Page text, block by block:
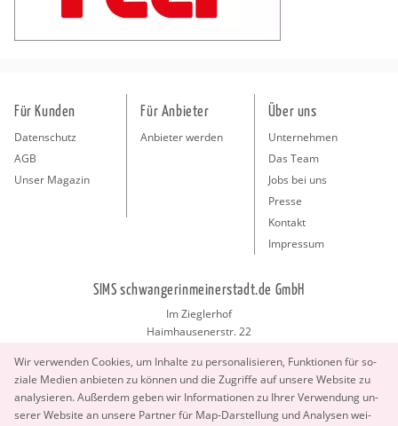
Wir ver­wen­den Coo­kies, um In­hal­te zu per­so­na­li­sie­ren, Funk­tio­nen für so­
zia­le Me­di­en an­bie­ten zu kön­nen und die Zu­grif­fe auf un­se­re Web­site zu
ana­ly­sie­ren. Au­ßer­dem geben wir In­for­ma­tio­nen zu Ihrer Ver­wen­dung un­
se­rer Web­site an un­se­re Part­ner für Map-Dar­stel­lung und Ana­ly­sen wei­
Für Kunden
Datenschutz
AGB
Unser Magazin
Für Anbieter
Anbieter werden
Über uns
Unternehmen
Das Team
Jobs bei uns
Presse
Kontakt
Impressum
SIMS schwangerinmeinerstadt.de GmbH
Im Zieglerhof
Haimhausenerstr. 22
info@schwangerinmeinerstadt.de